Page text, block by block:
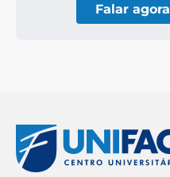
Falar agora